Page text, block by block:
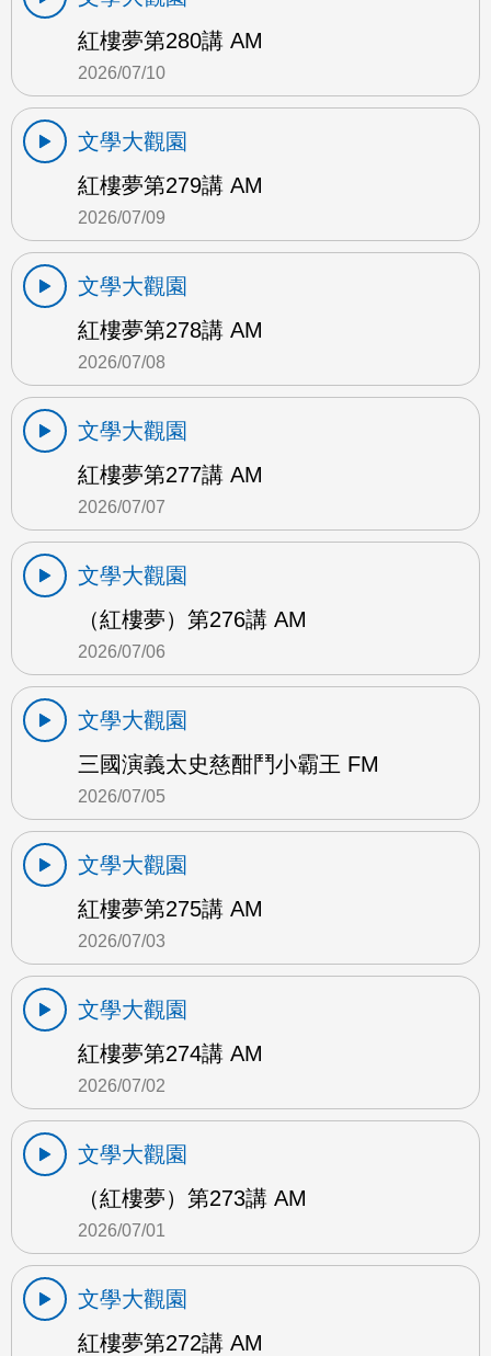
紅樓夢第280講 AM
2026/07/10
文學大觀園
紅樓夢第279講 AM
2026/07/09
文學大觀園
紅樓夢第278講 AM
2026/07/08
文學大觀園
紅樓夢第277講 AM
2026/07/07
文學大觀園
（紅樓夢）第276講 AM
2026/07/06
文學大觀園
三國演義太史慈酣鬥小霸王 FM
2026/07/05
文學大觀園
紅樓夢第275講 AM
2026/07/03
文學大觀園
紅樓夢第274講 AM
2026/07/02
文學大觀園
（紅樓夢）第273講 AM
2026/07/01
文學大觀園
紅樓夢第272講 AM